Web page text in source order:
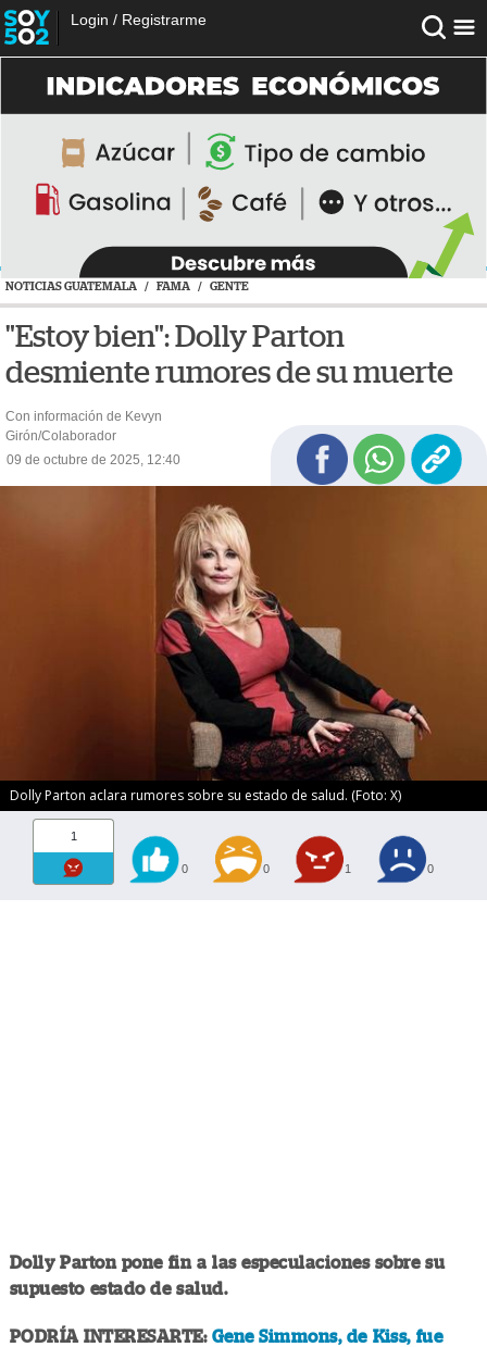
Login / Registrarme
NOTICIAS GUATEMALA / FAMA / GENTE
"Estoy bien": Dolly Parton
desmiente rumores de su muerte
Con información de Kevyn
Girón/Colaborador
09 de octubre de 2025, 12:40
Dolly Parton aclara rumores sobre su estado de salud. (Foto: X)
1
0 0 1 0
Dolly Parton pone fin a las especulaciones sobre su
supuesto estado de salud.
PODRÍA INTERESARTE: Gene Simmons, de Kiss, fue